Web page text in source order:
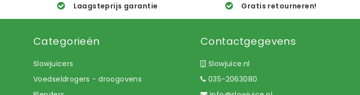
Laagsteprijs garantie Gratis retourneren!
Categorieën
Slowjuicers
Voedseldrogers - droogovens
Contactgegevens
Slowjuice.nl
035-2063080